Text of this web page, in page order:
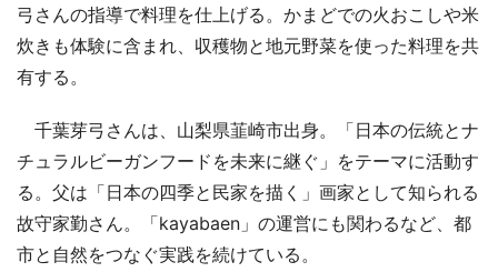
弓さんの指導で料理を仕上げる。かまどでの火おこしや米
炊きも体験に含まれ、収穫物と地元野菜を使った料理を共
有する。
千葉芽弓さんは、山梨県韮崎市出身。「日本の伝統とナ
チュラルビーガンフードを未来に継ぐ」をテーマに活動す
る。父は「日本の四季と民家を描く」画家として知られる
故守家勤さん。「kayabaen」の運営にも関わるなど、都
市と自然をつなぐ実践を続けている。